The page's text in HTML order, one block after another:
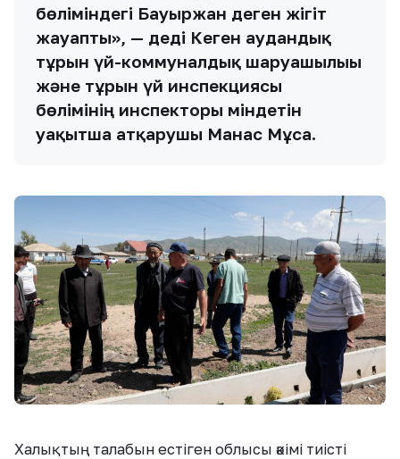
бөліміндегі Бауыржан деген жігіт
жауапты», — деді Кеген аудандық
тұрғын үй-коммуналдық шаруашылығы
және тұрғын үй инспекциясы
бөлімінің инспекторы міндетін
уақытша атқарушы Манас Мұса.
Халықтың талабын естіген облысы әкімі тиісті